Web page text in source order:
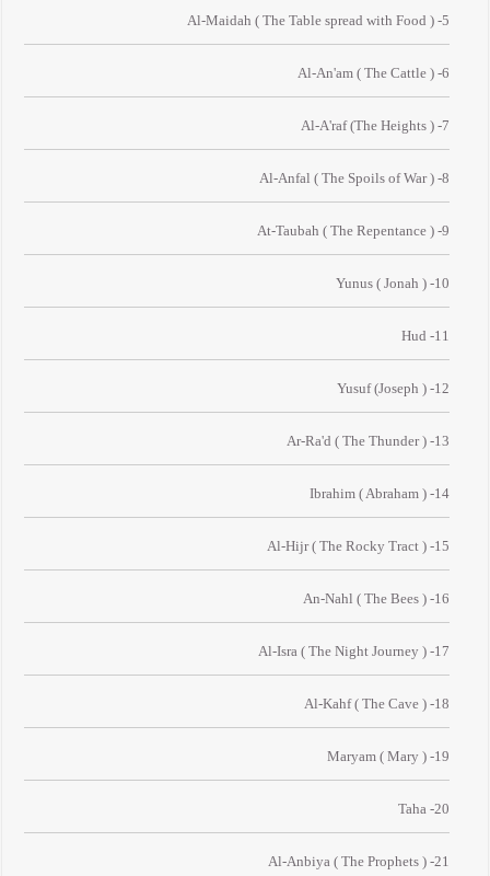
5- Al-Maidah ( The Table spread with Food )
6- Al-An'am ( The Cattle )
7- Al-A'raf (The Heights )
8- Al-Anfal ( The Spoils of War )
9- At-Taubah ( The Repentance )
10- Yunus ( Jonah )
11- Hud
12- Yusuf (Joseph )
13- Ar-Ra'd ( The Thunder )
14- Ibrahim ( Abraham )
15- Al-Hijr ( The Rocky Tract )
16- An-Nahl ( The Bees )
17- Al-Isra ( The Night Journey )
18- Al-Kahf ( The Cave )
19- Maryam ( Mary )
20- Taha
21- Al-Anbiya ( The Prophets )